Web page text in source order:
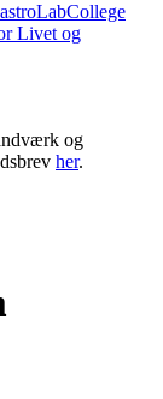
Livet og
og
her.